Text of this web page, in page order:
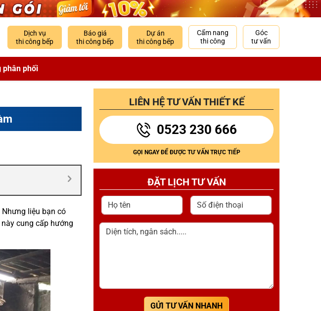
Dịch vụ
thi công bếp
Báo giá
thi công bếp
Dự án
thi công bếp
Cẩm nang
thi công
Góc
tư vấn
phân phối
liệu bạn có
cung cấp hướng
LIÊN HỆ TƯ VẤN THIẾT KẾ
0523 230 666
GỌI NGAY ĐỂ ĐƯỢC TƯ VẤN TRỰC TIẾP
ĐẶT LỊCH TƯ VẤN
Họ tên Số điện thoại
Diện tích, ngân sách.....
GỬI TƯ VẤN NHANH